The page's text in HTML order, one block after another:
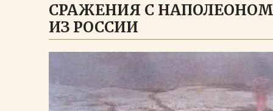
СРАЖЕНИЯ С
ИЗ РОССИИ